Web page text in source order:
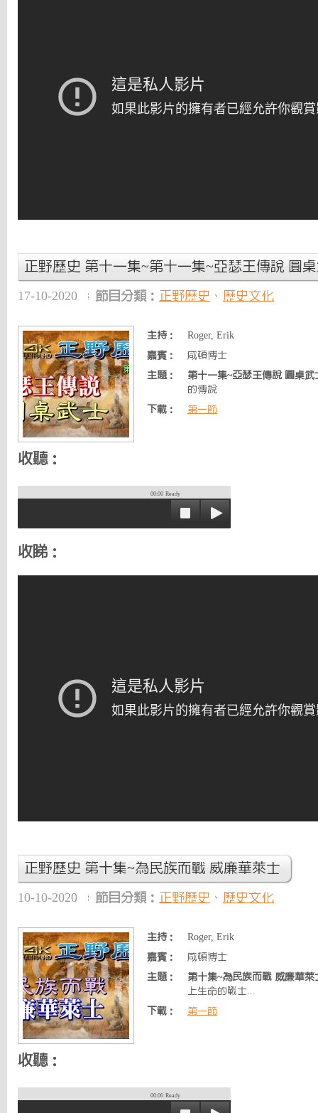
正野歷史 第十一集~第十一集~亞瑟王傳說 圓
17-10-2020 節目分類： 正野歷史 、 歷史文化
主持：
Roger, Erik
嘉賓：
咸頓博士
主題：
第十一集~亞瑟王傳說 圓桌武
的傳說
下載：
第一節
收聽：
00:00 Ready
收睇：
正野歷史 第十集~為民族而戰 威廉華萊士
10-10-2020 節目分類： 正野歷史 、 歷史文化
主持：
Roger, Erik
嘉賓：
咸頓博士
主題：
第十集~為民族而戰 威廉華萊
上生命的戰士...
下載：
第一節
收聽：
00:00 Ready